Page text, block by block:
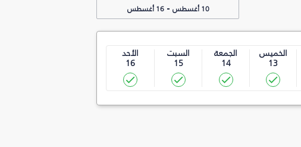
10 أغسطس -16 أغسطس
الخميس
13
الجمعة
14
السبت
15
الأحد
16